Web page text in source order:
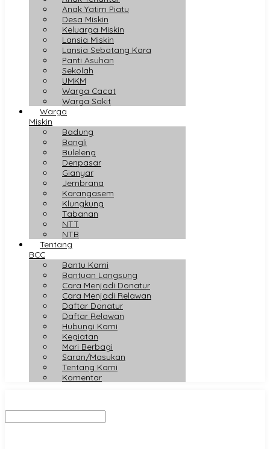
Anak Yatim Piatu
Desa Miskin
Keluarga Miskin
Lansia Miskin
Lansia Sebatang Kara
Panti Asuhan
Sekolah
UMKM
Warga Cacat
Warga Sakit
Warga
Miskin
Badung
Bangli
Buleleng
Denpasar
Gianyar
Jembrana
Karangasem
Klungkung
Tabanan
NTT
NTB
Tentang
BCC
Bantu Kami
Bantuan Langsung
Cara Menjadi Donatur
Cara Menjadi Relawan
Daftar Donatur
Daftar Relawan
Hubungi Kami
Kegiatan
Mari Berbagi
Saran/Masukan
Tentang Kami
Komentar